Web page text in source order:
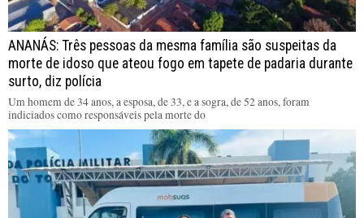
ANANÁS: Três pessoas da mesma família são suspeitas da
morte de idoso que ateou fogo em tapete de padaria durante
surto, diz polícia
Um homem de 34 anos, a esposa, de 33, e a sogra, de 52 anos, foram
indiciados como responsáveis pela morte do